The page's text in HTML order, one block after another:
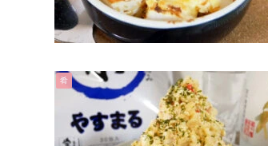
肴